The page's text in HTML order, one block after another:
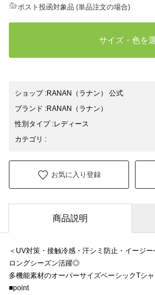
ポスト投函対象品 (単品注文の場合)
サイズ・色を
ショップ:RANAN（ラナン） 公式
ブランド :RANAN （ラナン）
性別タイプ:レディース
カテゴリ :
お気に入り登録
商品説明
＜UV対策・接触冷感・汗シミ防止・イージー
ロングシーズン活躍◎
多機能素材のオーバーサイズベーシックTシャ
■point